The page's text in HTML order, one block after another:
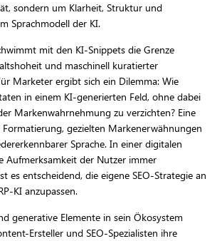
sondern um Klarheit, Struktur und
Sprachmodell der KI.
mit den KI-Snippets die Grenze
und maschinell kuratierter
Marketer ergibt sich ein Dilemma: Wie
in einem KI-generierten Feld, ohne dabei
Markenwahrnehmung zu verzichten? Eine
gezielten Markenerwähnungen
Sprache. In einer digitalen
Aufmerksamkeit der Nutzer immer
es entscheidend, die eigene SEO-Strategie an
KI anzupassen.
generative Elemente in sein Ökosystem
Ersteller und SEO-Spezialisten ihre